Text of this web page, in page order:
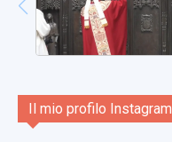
Il mio profilo Instagram